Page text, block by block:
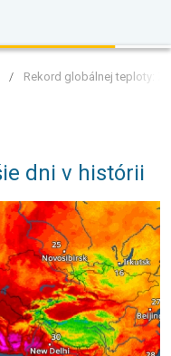
/ Rekord globálnej teploty:
dni v histórii